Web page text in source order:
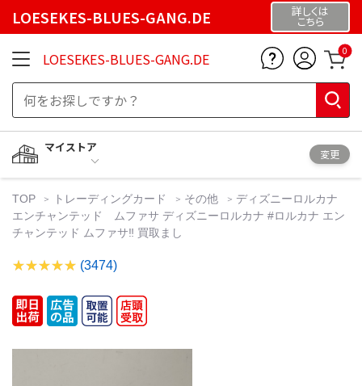
LOESEKES-BLUES-GANG.DE 詳しくは
こちら
LOESEKES-BLUES-GANG.DE 0
マイストア
変更
TOP トレーディングカード その他
ディズニーロルカナ
エンチャンテッド ムファサ ディズニーロルカナ #ロルカナ エン
チャンテッド ムファサ‼️ 買取まし
(3474)